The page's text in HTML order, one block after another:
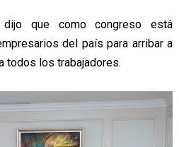
que como congreso está
del país para arribar a
todos los trabajadores.